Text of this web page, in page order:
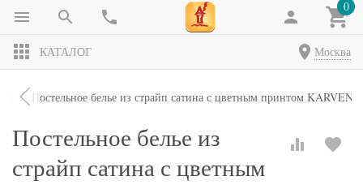
0
КАТАЛОГ Москва
Постельное белье из страйп сатина с цветным принтом
Постельное белье из
страйп сатина с цветным